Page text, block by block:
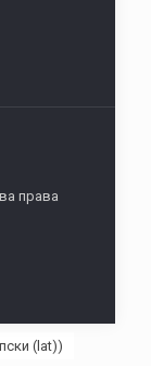
права
(lat))